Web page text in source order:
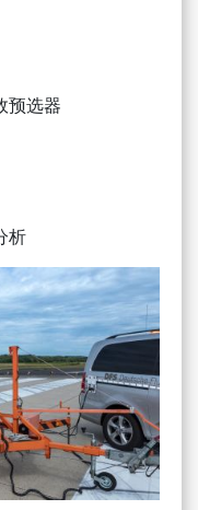
预选器
析